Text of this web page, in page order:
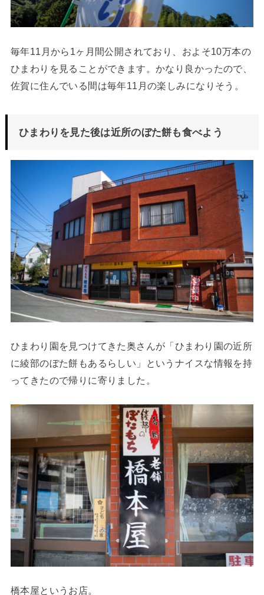
毎年11月から1ヶ月間公開されており、およそ10万本の
ひまわりを見ることができます。かなり良かったので、
佐賀に住んでいる間は毎年11月の楽しみになりそう。
ひまわりを見た後は近所のぼた餅も食べよう
ひまわり園を見つけてきた奥さんが「ひまわり園の近所
に綾部のぼた餅もあるらしい」というナイスな情報を持
ってきたので帰りに寄りました。
橋本屋というお店。